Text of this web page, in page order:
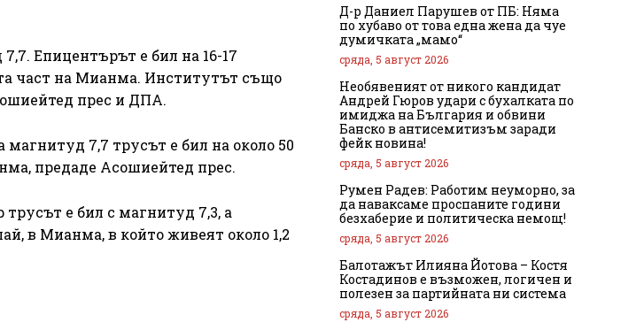
Епицентърът е бил на 16-17
част на Мианма. Институтът също
прес и ДПА.
7,7 трусът е бил на около 50
предаде Асошиейтед прес.
е бил с магнитуд 7,3, а
в Мианма, в който живеят около 1,2
Д-р Даниел Парушев от ПБ: Няма
по хубаво от това една жена да чуе
думичката „мамо“
сряда, 5 август 2026
Необявеният от никого кандидат
Андрей Гюров удари с бухалката по
имиджа на България и обвини
Банско в антисемитизъм заради
фейк новина!
сряда, 5 август 2026
Румен Радев: Работим неуморно, за
да наваксаме проспаните години
безхаберие и политическа немощ!
сряда, 5 август 2026
Балотажът Илияна Йотова – Костя
Костадинов е възможен, логичен и
полезен за партийната ни система
сряда, 5 август 2026